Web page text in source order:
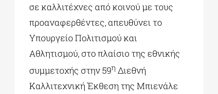
σε καλλιτέχνες από κοινού με τους
προαναφερθέντες, απευθύνει το
Υπουργείο Πολιτισμού και
Αθλητισμού, στο πλαίσιο της εθνικής
συμμετοχής στην 59η Διεθνή
Καλλιτεχνική Έκθεση της Μπιενάλε